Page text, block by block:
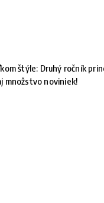
štýle: Druhý ročník
množstvo noviniek!